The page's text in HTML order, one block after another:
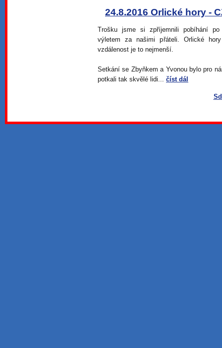
24.8.2016 Orlické hory -
Trošku jsme si zpříjemnili pobíhání
výletem za našimi přáteli. Orlické
vzdálenost je to nejmenší.
Setkání se Zbyňkem a Yvonou bylo pro
potkali tak skvělé lidi... číst dál